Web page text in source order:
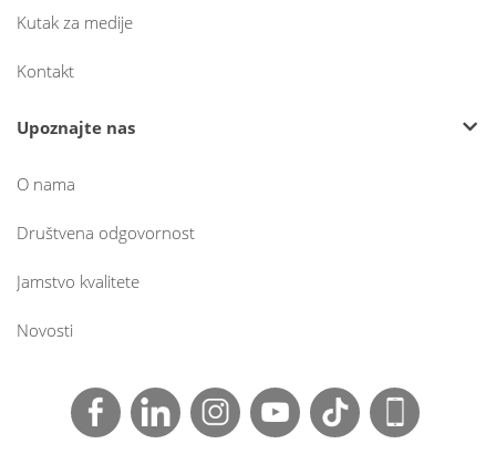
Kutak za medije
Kontakt
Upoznajte nas
O nama
Društvena odgovornost
Jamstvo kvalitete
Novosti